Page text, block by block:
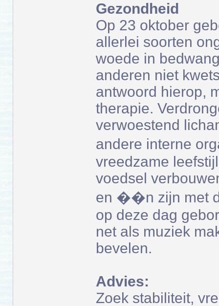
Gezondheid
Op 23 oktober
allerlei soorten
woede in
anderen niet
antwoord hierop,
therapie.
verwoestend
andere interne
vreedzame
voedsel
en ��n zijn met
op deze dag
net als muziek
bevelen.
Advies:
Zoek stabiliteit,